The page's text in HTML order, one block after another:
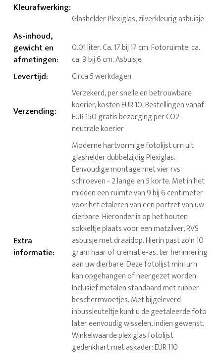
Kleurafwerking:
Glashelder Plexiglas, zilverkleurig asbuisje
As-inhoud,
gewicht en
afmetingen:
0.01 liter. Ca. 17 bij 17 cm. Fotoruimte: ca.
ca. 9 bij 6 cm. Asbuisje
Levertijd: Circa 5 werkdagen
Verzending:
Verzekerd, per snelle en betrouwbare
koerier, kosten EUR 10. Bestellingen vanaf
EUR 150 gratis bezorging per CO2-
neutrale koerier
Extra
informatie:
Moderne hartvormige fotolijst urn uit
glashelder dubbelzijdig Plexiglas.
Eenvoudige montage met vier rvs
schroeven - 2 lange en 5 korte. Met in het
midden een ruimte van 9 bij 6 centimeter
voor het etaleren van een portret van uw
dierbare. Hieronder is op het houten
sokkeltje plaats voor een matzilver, RVS
asbuisje met draaidop. Hierin past zo'n 10
gram haar of crematie-as, ter herinnering
aan uw dierbare. Deze fotolijst mini urn
kan opgehangen of neergezet worden.
Inclusief metalen standaard met rubber
beschermvoetjes. Met bijgeleverd
inbussleuteltje kunt u de geetaleerde foto
later eenvoudig wisselen, indien gewenst.
Winkelwaarde plexiglas fotolijst
gedenkhart met askader: EUR 110